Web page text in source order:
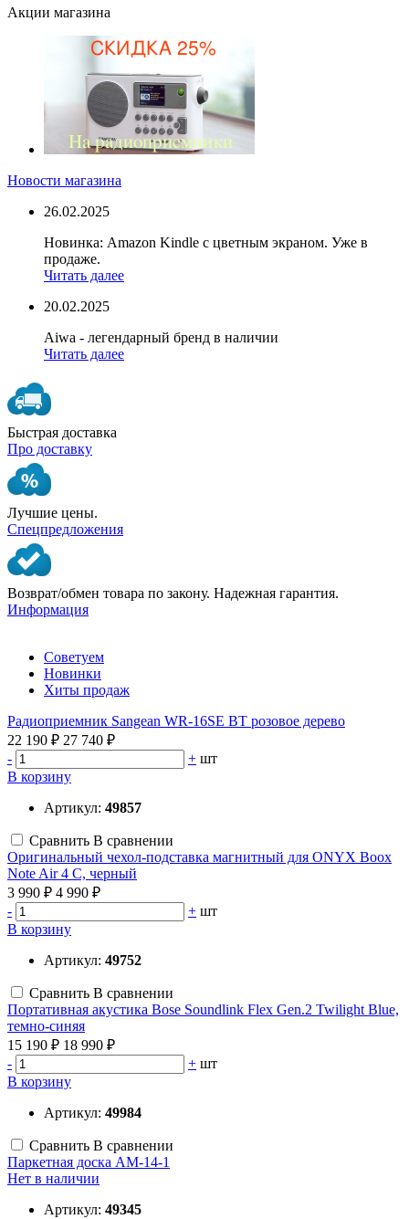
Акции магазина
Новости магазина
26.02.2025
Новинка: Amazon Kindle с цветным экраном. Уже в
продаже.
Читать далее
20.02.2025
Aiwa - легендарный бренд в наличии
Читать далее
Быстрая доставка
Про доставку
Лучшие цены.
Спецпредложения
Возврат/обмен товара по закону. Надежная гарантия.
Информация
Советуем
Новинки
Хиты продаж
Радиоприемник Sangean WR-16SE BT розовое дерево
22 190 ₽ 27 740 ₽
-
+ шт
В корзину
Артикул: 49857
Сравнить В сравнении
Оригинальный чехол-подставка магнитный для ONYX Boox
Note Air 4 C, черный
3 990 ₽ 4 990 ₽
-
+ шт
В корзину
Артикул: 49752
Сравнить В сравнении
Портативная акустика Bose Soundlink Flex Gen.2 Twilight Blue,
темно-синяя
15 190 ₽ 18 990 ₽
-
+ шт
В корзину
Артикул: 49984
Сравнить В сравнении
Паркетная доска АМ-14-1
Нет в наличии
Артикул: 49345